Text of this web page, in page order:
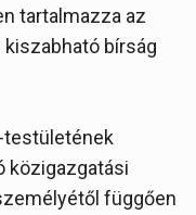
tartalmazza az
bírság
testületének
közigazgatási
függően